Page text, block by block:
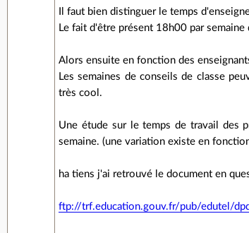
Il faut bien distinguer le temps
Le fait d'être présent 18h00 par
Alors ensuite en fonction des
Les semaines de conseils de classe
très cool.
Une étude sur le temps de travail des
semaine. (une variation existe en
ha tiens j'ai retrouvé le document en
ftp://trf.education.gouv.fr/pub/edutel/